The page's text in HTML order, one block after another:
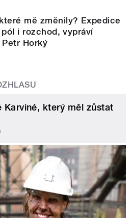
mě změnily? Expedice
i rozchod, vypráví
Horký
Karviné, který měl zůstat